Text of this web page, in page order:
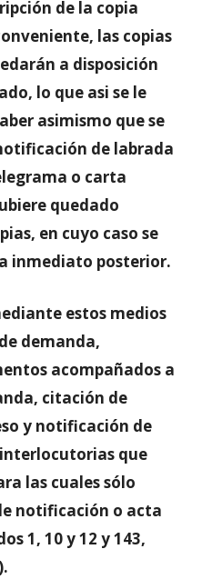
de la copia
las copias
a disposición
lo que asi se le
asimismo que se
de labrada
o carta
quedado
en cuyo caso se
inmediato posterior.
estos medios
demanda,
acompañados a
citación de
y notificación de
que
las cuales sólo
notificación o acta
1, 10 y 12 y 143,